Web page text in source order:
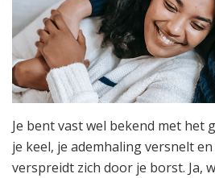
Je bent vast wel bekend met het
je keel, je ademhaling versnelt
verspreidt zich door je borst. Ja,